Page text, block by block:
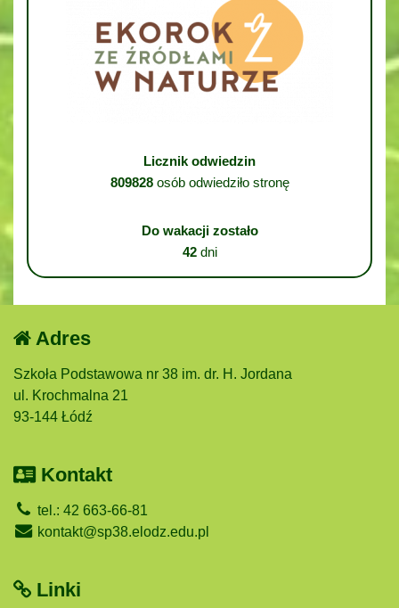
Licznik odwiedzin
809828osób odwiedziło stronę
Do wakacji zostało
42dni
Adres
Szkoła Podstawowa nr 38 im. dr. H. Jordana
ul. Krochmalna 21
93-144 Łódź
Kontakt
tel.: 42 663-66-81
kontakt@sp38.elodz.edu.pl
Linki